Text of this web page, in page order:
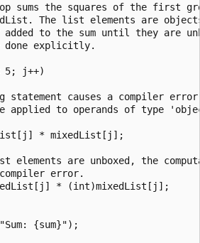
sums the squares of the first
The list elements are
to the sum until they are
done explicitly.
j++)
statement causes a compiler
applied to operands of type
* mixedList[j];
elements are unboxed, the
error.
* (int)mixedList[j];
{sum}");